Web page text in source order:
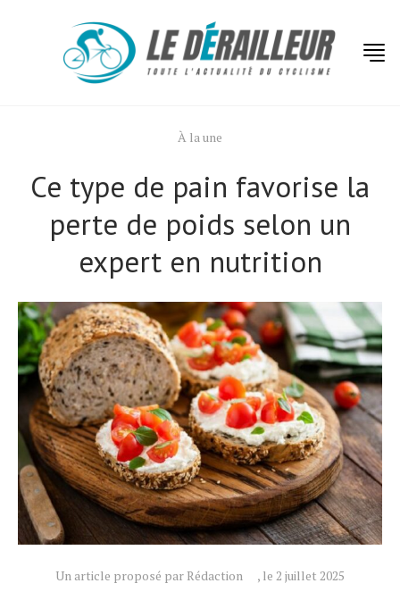
À la une
Ce type de pain favorise la
perte de poids selon un
expert en nutrition
Un article proposé par Rédaction , le 2 juillet 2025
Technologies